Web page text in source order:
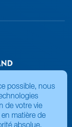
possible, nous
de votre vie
matière de